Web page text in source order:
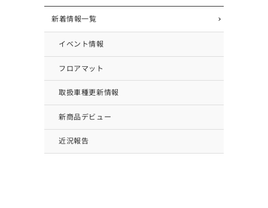
新着情報一覧
イベント情報
フロアマット
取扱車種更新情報
新商品デビュー
近況報告